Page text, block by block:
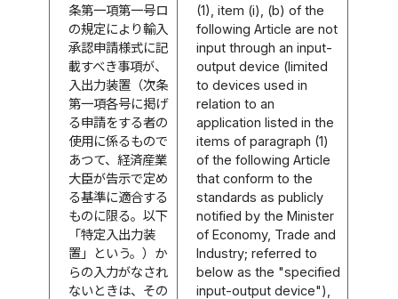
条第一項第一号ロ
の規定により輸入
承認申請様式に記
載すべき事項が、
入出力装置（次条
第一項各号に掲げ
る申請をする者の
使用に係るもので
あつて、経済産業
大臣が告示で定め
る基準に適合する
ものに限る。以下
「特定入出力装
置」という。）か
らの入力がなされ
ないときは、その
(1), item (i), (b) of the
following Article are not
input through an input-
output device (limited
to devices used in
relation to an
application listed in the
items of paragraph (1)
of the following Article
that conform to the
standards as publicly
notified by the Minister
of Economy, Trade and
Industry; referred to
below as the "specified
input-output device"),